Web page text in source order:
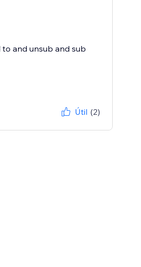
and unsub and sub
Útil (2)